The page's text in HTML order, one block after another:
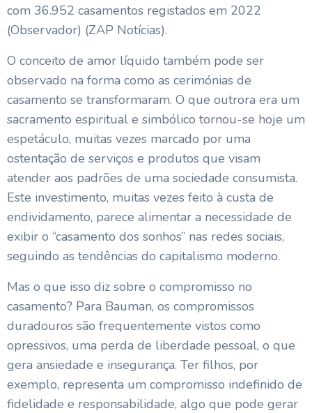
com 36.952 casamentos registados em 2022 ​
(Observador) ​(ZAP Notícias).
O conceito de amor líquido também pode ser
observado na forma como as cerimónias de
casamento se transformaram. O que outrora era um
sacramento espiritual e simbólico tornou-se hoje um
espetáculo, muitas vezes marcado por uma
ostentação de serviços e produtos que visam
atender aos padrões de uma sociedade consumista.
Este investimento, muitas vezes feito à custa de
endividamento, parece alimentar a necessidade de
exibir o “casamento dos sonhos” nas redes sociais,
seguindo as tendências do capitalismo moderno.
Mas o que isso diz sobre o compromisso no
casamento? Para Bauman, os compromissos
duradouros são frequentemente vistos como
opressivos, uma perda de liberdade pessoal, o que
gera ansiedade e insegurança. Ter filhos, por
exemplo, representa um compromisso indefinido de
fidelidade e responsabilidade, algo que pode gerar